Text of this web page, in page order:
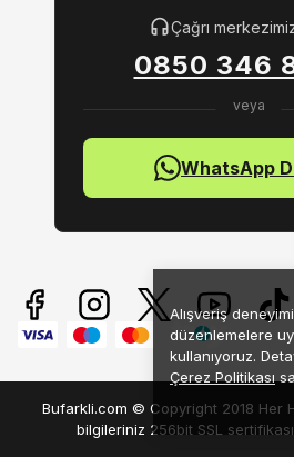
Alışveriş
düzenlemelere
kullanıyoruz.
Çerez Politikası
Çağrı
0850 346
WhatsApp
Bufarkli.com © Copyright 2018 Her
bilgileriniz 256bit SSL